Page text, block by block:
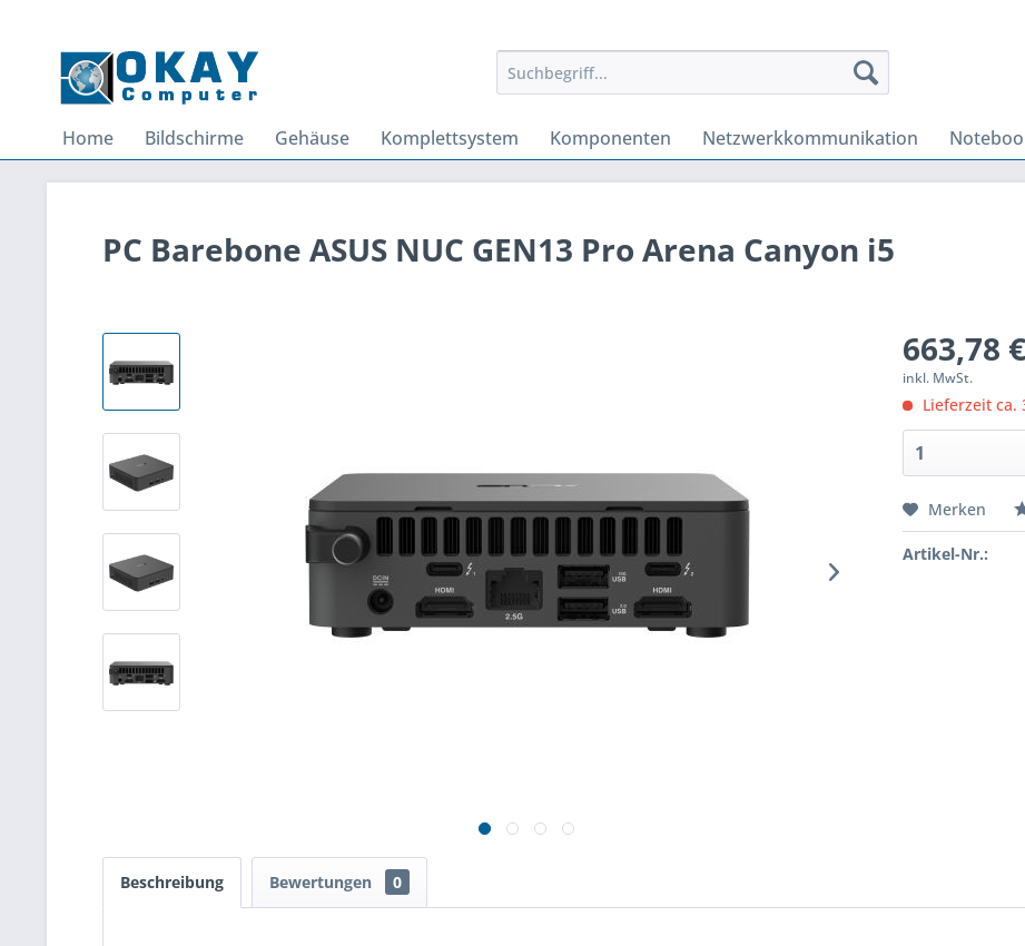
Home Bildschirme Gehäuse Komplettsystem Komponenten Netzwerkkommunikation
PC Barebone ASUS NUC GEN13 Pro Arena Canyon i5
663,78
inkl. MwSt.
Lieferzeit ca.
Merken
Artikel-Nr.:
Beschreibung Bewertungen 0